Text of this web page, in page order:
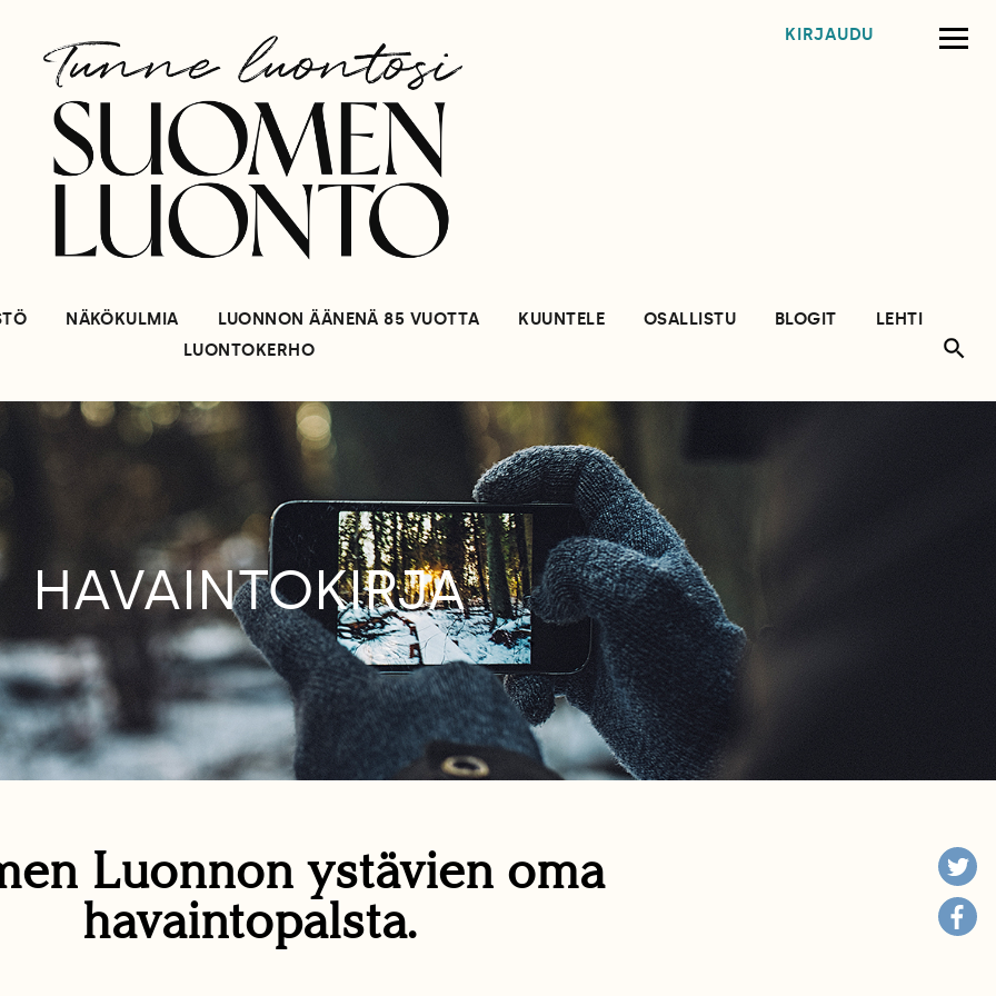
KIRJAUDU
NÄKÖKULMIA LUONNON ÄÄNENÄ 85 VUOTTA KUUNTELE OSALLISTU BLOGIT
LEHTI
LUONTOKERHO
HAVAINTOKIRJA
Luonnon ystävien oma
havaintopalsta.